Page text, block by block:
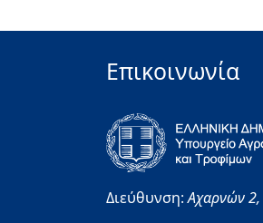
Επικοινωνία
Διεύθυνση:Αχαρνών 2,